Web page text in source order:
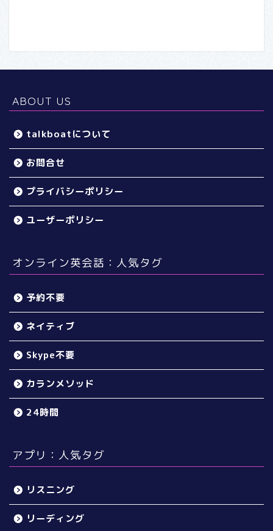
ABOUT US
talkboatについて
お問合せ
プライバシーポリシー
ユーザーポリシー
オンライン英会話：人気タグ
予約不要
ネイティブ
Skype不要
カランメソッド
24時間
アプリ：人気タグ
リスニング
リーディング